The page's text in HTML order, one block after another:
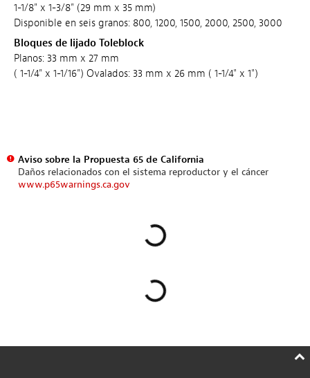
1-1/8" x 1-3/8" (29 mm x 35 mm)
Disponible en seis granos: 800, 1200, 1500, 2000, 2500, 3000
Bloques de lijado Toleblock
Planos: 33 mm x 27 mm
( 1-1/4" x 1-1/16") Ovalados: 33 mm x 26 mm ( 1-1/4" x 1")
Aviso sobre la Propuesta 65 de California
Daños relacionados con el sistema reproductor y el cáncer
www.p65warnings.ca.gov